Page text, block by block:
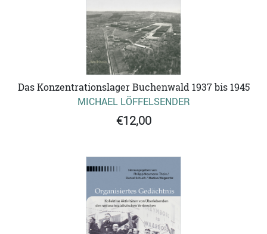
Das Konzentrationslager Buchenwald 1937 bis 1945
MICHAEL LÖFFELSENDER
€12,00